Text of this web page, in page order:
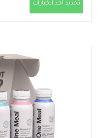
تحديد أحد الخيارات